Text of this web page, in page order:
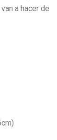
a hacer de